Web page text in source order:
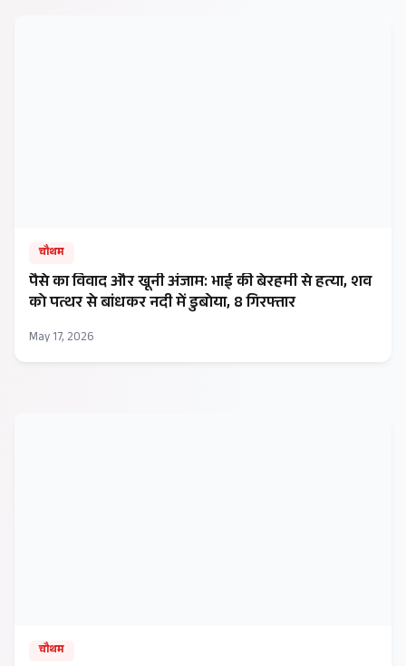
चौथम
पैसे का विवाद और खूनी अंजाम: भाई की बेरहमी से हत्या, शव
को पत्थर से बांधकर नदी में डुबोया, 8 गिरफ्तार
May 17, 2026
चौथम